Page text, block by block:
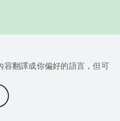
翻譯成你偏好的語言，但可